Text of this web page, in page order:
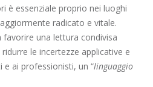
è essenziale proprio nei luoghi
radicato e vitale.
favorire una lettura condivisa
le incertezze applicative e
e ai professionisti, un “linguaggio